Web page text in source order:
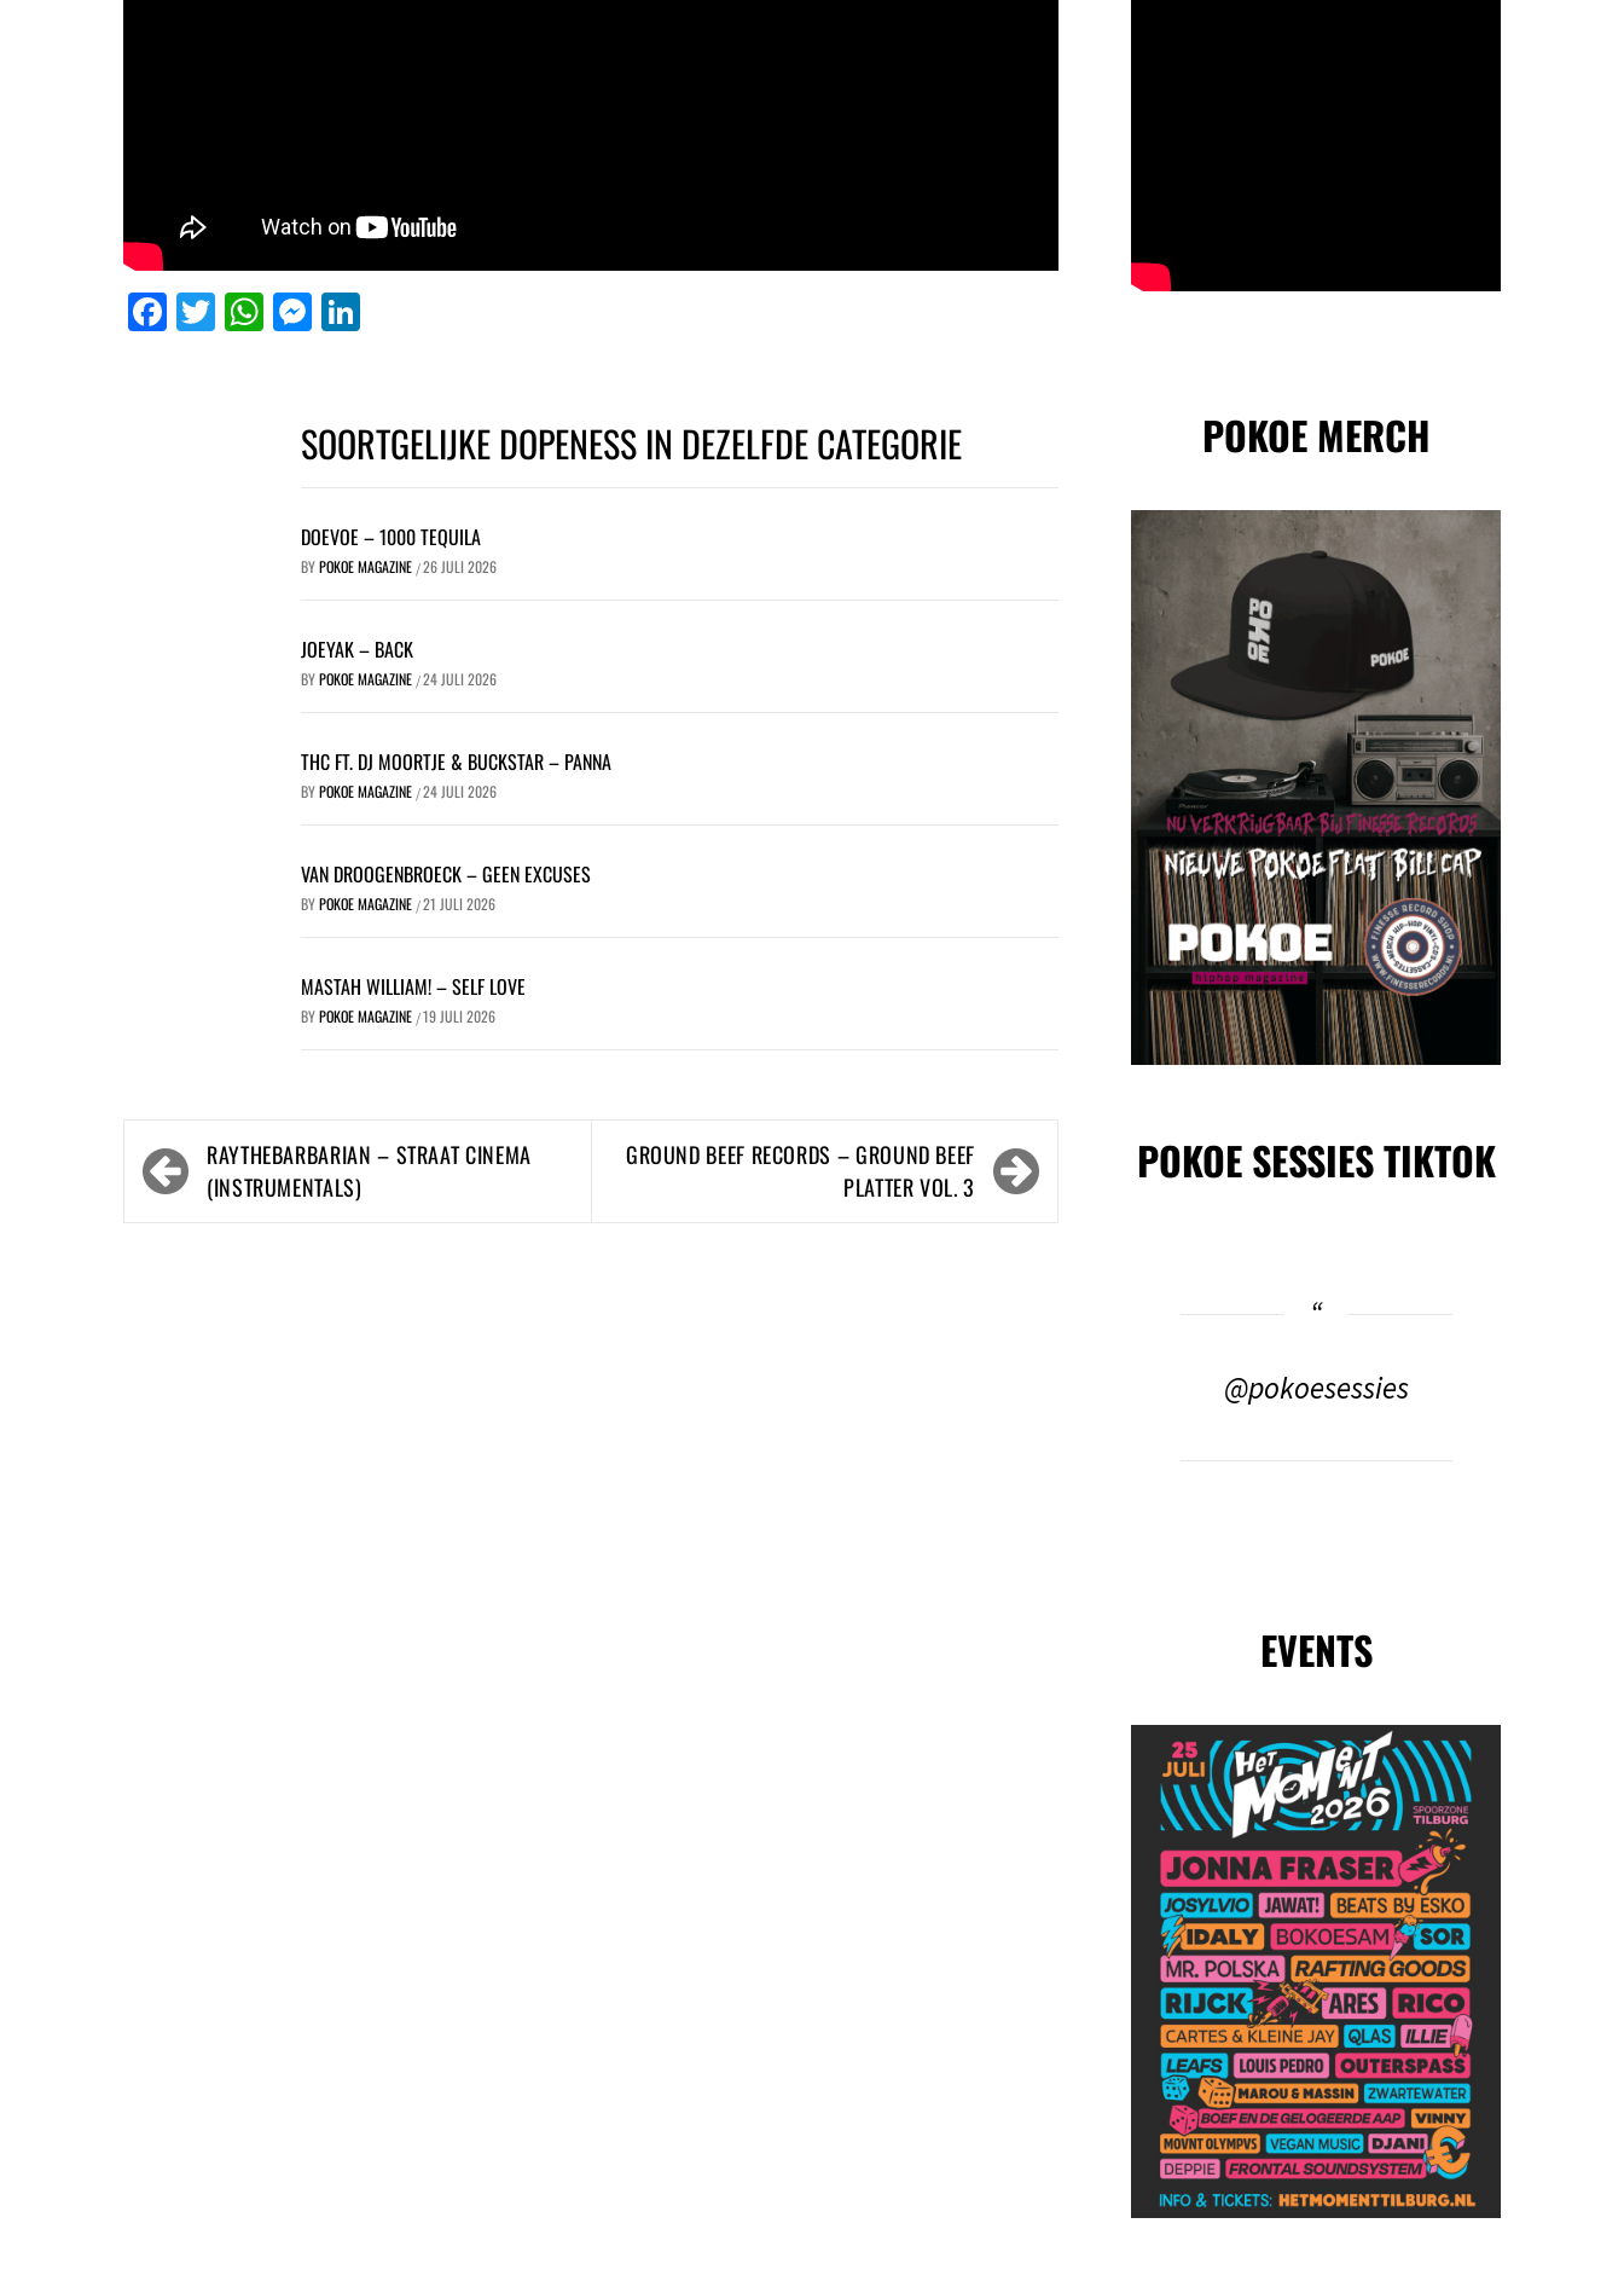
Facebook
Twitter
WhatsApp
Messenger
SOORTGELIJKE DOPENESS IN DEZELFDE CATEGORIE
DOEVOE – 1000 TEQUILA
BYPOKOE MAGAZINE /26 JULI 2026
JOEYAK – BACK
BYPOKOE MAGAZINE /24 JULI 2026
THC FT. DJ MOORTJE & BUCKSTAR – PANNA
BYPOKOE MAGAZINE /24 JULI 2026
VAN DROOGENBROECK – GEEN EXCUSES
BYPOKOE MAGAZINE /21 JULI 2026
MASTAH WILLIAM! – SELF LOVE
BYPOKOE MAGAZINE /19 JULI 2026
Bericht
navigatie
RAYTHEBARBARIAN – STRAAT CINEMA
(INSTRUMENTALS)
GROUND BEEF RECORDS – GROUND BEEF
PLATTER VOL. 3
POKOE MERCH
POKOE SESSIES TIKTOK
@pokoesessies
EVENTS